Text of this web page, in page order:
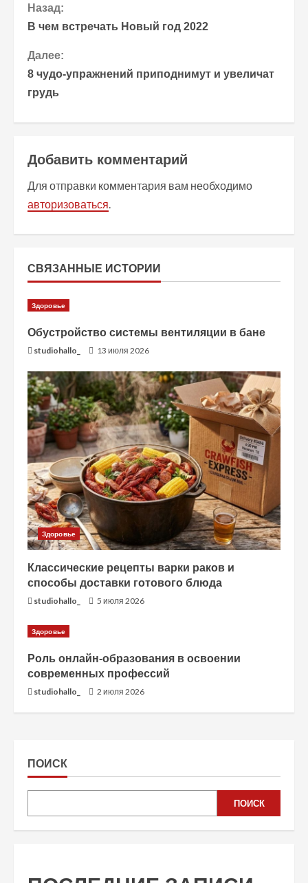
П
о
д
о
л
ж
и
ь
ч
т
е
н
и
е
Назад:
В чем встречать Новый год 2022
Далее:
8 чудо-упражнений приподнимут и увеличат
грудь
Добавить комментарий
Для отправки комментария вам необходимо
авторизоваться.
СВЯЗАННЫЕ ИСТОРИИ
Здоровье
Обустройство системы вентиляции в бане
studiohallo_ 13 июля 2026
Здоровье
Классические рецепты варки раков и
способы доставки готового блюда
studiohallo_ 5 июля 2026
Здоровье
Роль онлайн-образования в освоении
современных профессий
studiohallo_ 2 июля 2026
ПОИСК
ПОИСК